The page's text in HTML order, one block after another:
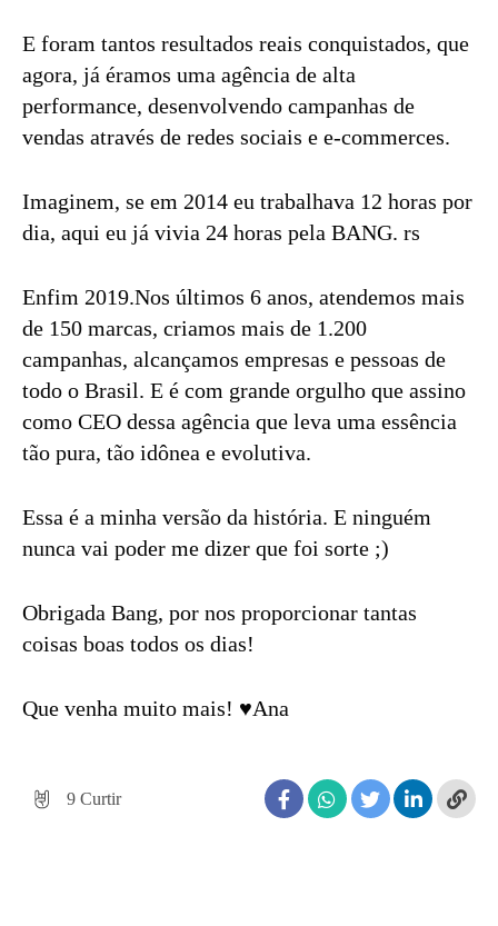
E foram tantos resultados reais conquistados, que
agora, já éramos uma agência de alta
performance, desenvolvendo campanhas de
vendas através de redes sociais e e-commerces.
Imaginem, se em 2014 eu trabalhava 12 horas por
dia, aqui eu já vivia 24 horas pela BANG. rs
Enfim 2019.Nos últimos 6 anos, atendemos mais
de 150 marcas, criamos mais de 1.200
campanhas, alcançamos empresas e pessoas de
todo o Brasil. E é com grande orgulho que assino
como CEO dessa agência que leva uma essência
tão pura, tão idônea e evolutiva.
Essa é a minha versão da história. E ninguém
nunca vai poder me dizer que foi sorte ;)
Obrigada Bang, por nos proporcionar tantas
coisas boas todos os dias!
Que venha muito mais! ♥Ana
9 Curtir